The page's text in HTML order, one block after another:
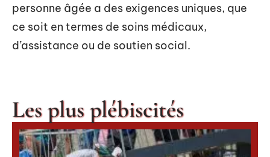
personne âgée a des exigences uniques, que
ce soit en termes de soins médicaux,
d’assistance ou de soutien social.
Les plus plébiscités